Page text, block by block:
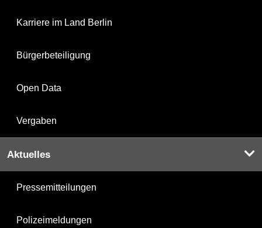
Karriere im Land Berlin
Bürgerbeteiligung
Open Data
Vergaben
Aktuelles
Pressemitteilungen
Polizeimeldungen